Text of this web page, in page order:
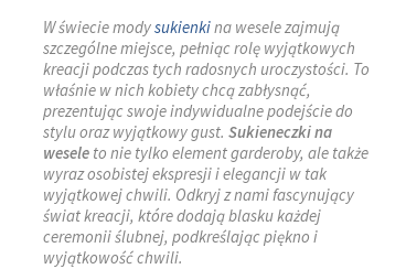
W świecie modysukienkina wesele zajmują
szczególne miejsce, pełniąc rolę wyjątkowych
kreacji podczas tych radosnych uroczystości. To
właśnie w nich kobiety chcą zabłysnąć,
prezentując swoje indywidualne podejście do
stylu oraz wyjątkowy gust. Sukieneczki na
wesele to nie tylko element garderoby, ale także
wyraz osobistej ekspresji i elegancji w tak
wyjątkowej chwili. Odkryj z nami fascynujący
świat kreacji, które dodają blasku każdej
ceremonii ślubnej, podkreślając piękno i
wyjątkowość chwili.